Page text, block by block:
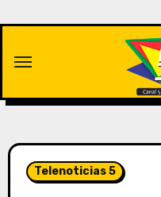
contenido
Telenoticias 5